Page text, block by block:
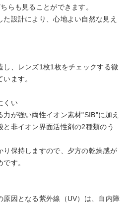
らも見ることができます。
た設計により、心地よい自然な見え
し、レンズ1枚1枚をチェックする徹
ます。
くい
が強い両性イオン素材"SIB"に加え
と非イオン界面活性剤の2種類のう
り保持しますので、夕方の乾燥感が
す。
原因となる紫外線（UV）は、白内障